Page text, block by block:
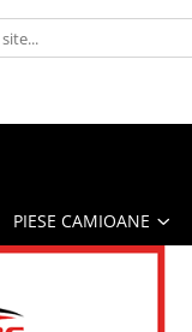
PIESE CAMIOANE